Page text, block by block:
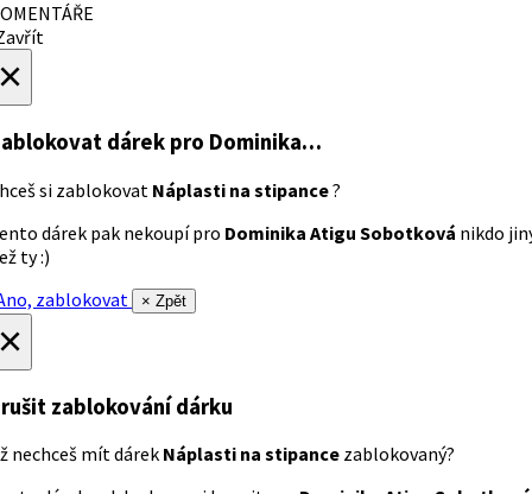
dárek pro Dominika…
si zablokovat Náplasti na stipance?
dárek pak nekoupí pro Dominika Atigu Sobotková nikdo
ty :)
zablokovat
× Zpět
zablokování dárku
nechceš mít dárek Náplasti na stipance zablokovaný?